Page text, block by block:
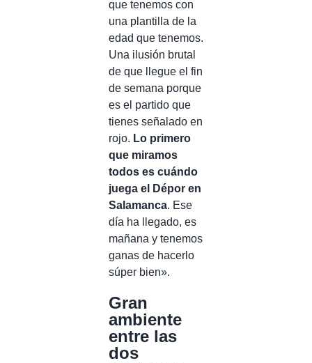
que tenemos con
una plantilla de la
edad que tenemos.
Una ilusión brutal
de que llegue el fin
de semana porque
es el partido que
tienes señalado en
rojo. Lo primero
que miramos
todos es cuándo
juega el Dépor en
Salamanca. Ese
día ha llegado, es
mañana y tenemos
ganas de hacerlo
súper bien».
Gran
ambiente
entre las
dos